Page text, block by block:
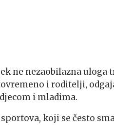
ne nezaobilazna uloga
i roditelji,
i mladima.
koji se često